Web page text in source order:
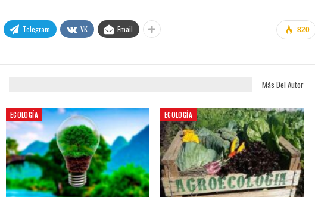
820
Telegram VK Email
Más Del Autor
ECOLOGÍA ECOLOGÍA